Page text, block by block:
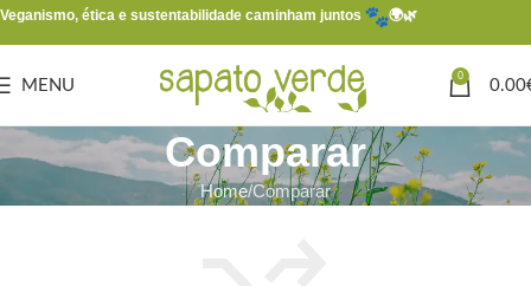
Veganismo, ética e sustentabilidade caminham juntos 🌍🌿
MENU
0
0.00
Comparar
Home Comparar